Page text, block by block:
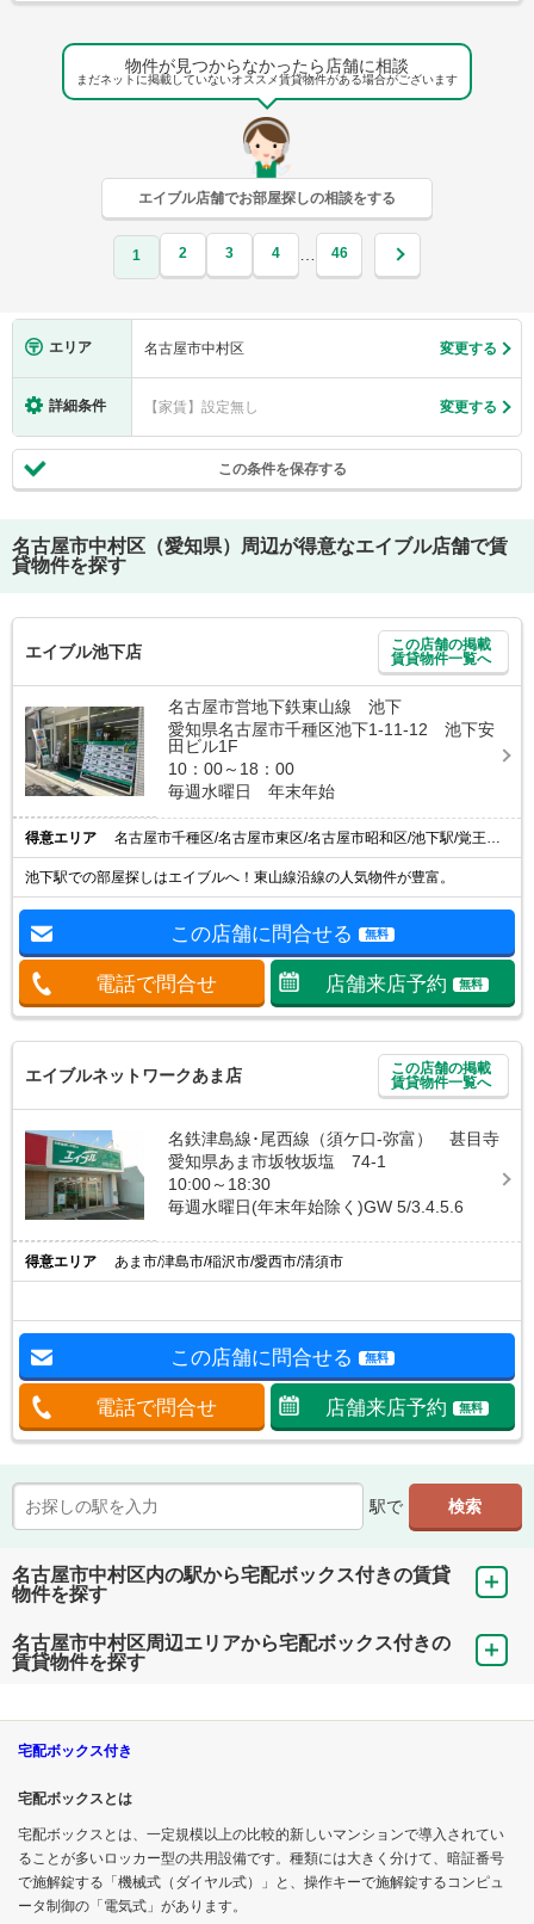
物件が見つからなかったら店舗に相談
まだネットに掲載していないオススメ賃貸物件がある場合がございます
エイブル店舗でお部屋探しの相談をする
1 2 3 4 … 46
エリア 名古屋市中村区 変更する
詳細条件 【家賃】設定無し 変更する
この条件を保存する
名古屋市中村区（愛知県）
周辺が得意なエイブル店舗で賃
貸物件を探す
エイブル池下店
この店舗の掲載
賃貸物件一覧へ
名古屋市営地下鉄東山線 池下
愛知県名古屋市千種区池下1-11-12 池下安
田ビル1F
10：00～18：00
毎週水曜日 年末年始
得意エリア 名古屋市千種区/名古屋市東区/名古屋市昭和区/池下駅/覚王山駅
池下駅での部屋探しはエイブルへ！東山線沿線の人気物件が豊富。
この店舗に問合せる 無料
電話で問合せ 店舗来店予約 無料
エイブルネットワークあま店
この店舗の掲載
賃貸物件一覧へ
名鉄津島線･尾西線（須ケ口-弥富） 甚目寺
愛知県あま市坂牧坂塩 74-1
10:00～18:30
毎週水曜日(年末年始除く)GW 5/3.4.5.6
得意エリア あま市/津島市/稲沢市/愛西市/清須市
この店舗に問合せる 無料
電話で問合せ 店舗来店予約 無料
駅で
名古屋市中村区内の駅から宅配ボックス付きの賃貸
物件を探す
名古屋市中村区周辺エリアから宅配ボックス付きの
賃貸物件を探す
宅配ボックス付き
宅配ボックスとは
宅配ボックスとは、一定規模以上の比較的新しいマンションで導入されてい
ることが多いロッカー型の共用設備です。種類には大きく分けて、暗証番号
で施解錠する「機械式（ダイヤル式）」と、操作キーで施解錠するコンピュ
ータ制御の「電気式」があります。